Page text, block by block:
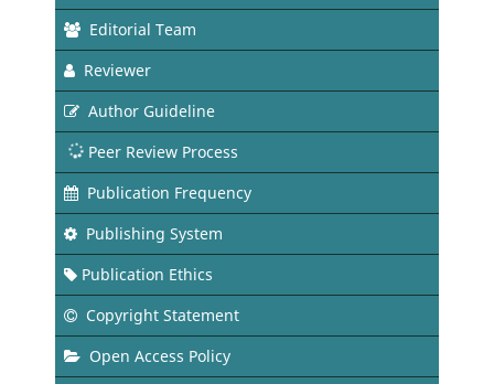
Editorial Team
Reviewer
Author Guideline
Peer Review Process
Publication Frequency
Publishing System
Publication Ethics
Copyright Statement
Open Access Policy